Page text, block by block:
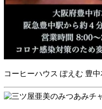
コーヒーハウス ぽえむ 豊